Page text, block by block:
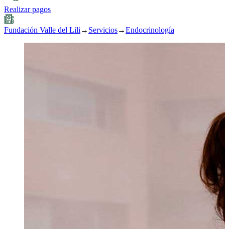
Realizar pagos
Fundación Valle del Lili → Servicios→Endocrinología